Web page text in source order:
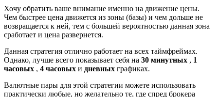
Хочу обратить ваше внимание именно на движение цены.
Чем быстрее цена движется из зоны (базы) и чем дольше не
возвращается к ней, тем с большей вероятностью данная зона
сработает и цена развернется.
Данная стратегия отлично работает на всех таймфреймах.
Однако, лучше всего показывает себя на 30 минутных , 1
часовых , 4 часовых и дневных графиках.
Валютные пары для этой стратегии можете использовать
практически любые, но желательно те, где спред брокера